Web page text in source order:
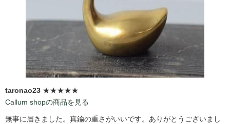
taronao23 ★★★★★
Callum shopの商品を見る
無事に届きました。真鍮の重さがいいです。ありがとうございまし